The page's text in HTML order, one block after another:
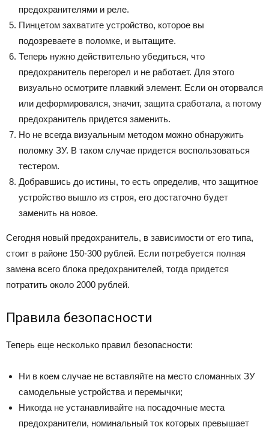
предохранителями и реле.
Пинцетом захватите устройство, которое вы
подозреваете в поломке, и вытащите.
Теперь нужно действительно убедиться, что
предохранитель перегорел и не работает. Для этого
визуально осмотрите плавкий элемент. Если он оторвался
или деформировался, значит, защита сработала, а потому
предохранитель придется заменить.
Но не всегда визуальным методом можно обнаружить
поломку ЗУ. В таком случае придется воспользоваться
тестером.
Добравшись до истины, то есть определив, что защитное
устройство вышло из строя, его достаточно будет
заменить на новое.
Сегодня новый предохранитель, в зависимости от его типа,
стоит в районе 150-300 рублей. Если потребуется полная
замена всего блока предохранителей, тогда придется
потратить около 2000 рублей.
Правила безопасности
Теперь еще несколько правил безопасности:
Ни в коем случае не вставляйте на место сломанных ЗУ
самодельные устройства и перемычки;
Никогда не устанавливайте на посадочные места
предохранители, номинальный ток которых превышает